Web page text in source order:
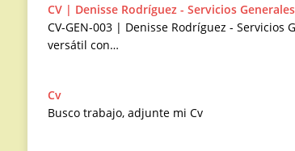
CV | Denisse Rodríguez - Servicios
CV-GEN-003 | Denisse Rodríguez -
versátil con…
Cv
Busco trabajo, adjunte mi Cv